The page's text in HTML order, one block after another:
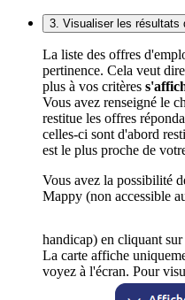
3. Visualiser les résultats
La liste des offres
pertinence. Cela veut
plus à vos critères
Vous avez renseigné le
restitue les offres
celles-ci sont d'abord
est le plus proche de
Vous avez la possibilité
Mappy (non accessible
handicap) en cliquant sur
La carte affiche
voyez à l'écran. Pour